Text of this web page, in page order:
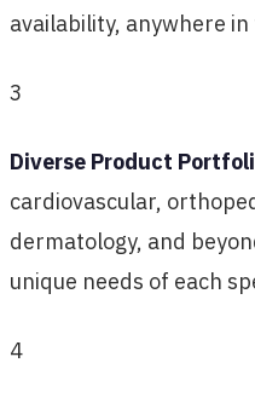
availability, anywhere
3
Diverse Product
cardiovascular,
dermatology, and
unique needs of each
4